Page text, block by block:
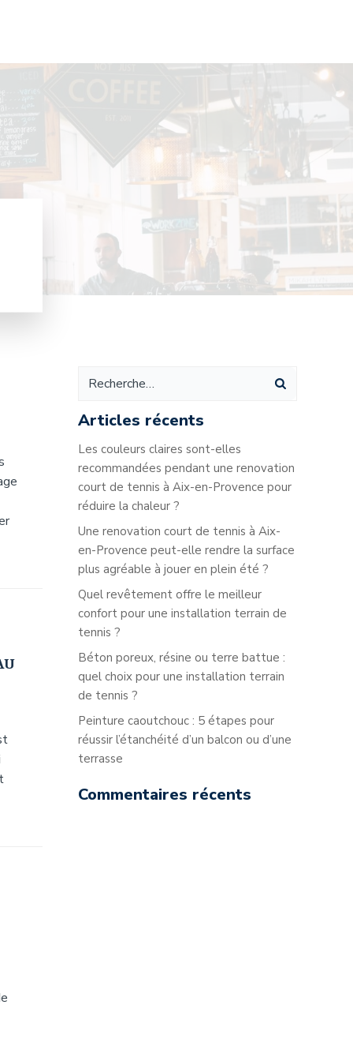
Articles récents
Les couleurs claires sont-elles
recommandées pendant une renovation
court de tennis à Aix-en-Provence pour
réduire la chaleur ?
Une renovation court de tennis à Aix-
en-Provence peut-elle rendre la surface
plus agréable à jouer en plein été ?
Quel revêtement offre le meilleur
confort pour une installation terrain de
tennis ?
Béton poreux, résine ou terre battue :
quel choix pour une installation terrain
de tennis ?
Peinture caoutchouc : 5 étapes pour
réussir l’étanchéité d’un balcon ou d’une
terrasse
Commentaires récents